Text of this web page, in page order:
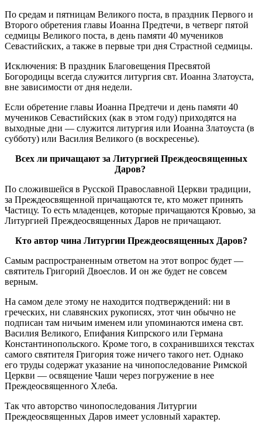
По средам и пятницам Великого поста, в праздник Первого и
Второго обретения главы Иоанна Предтечи, в четверг пятой
седмицы Великого поста, в день памяти 40 мучеников
Севастийских, а также в первые три дня Страстной седмицы.
Исключения: В праздник Благовещения Пресвятой
Богородицы всегда служится литургия свт. Иоанна Златоуста,
вне зависимости от дня недели.
Если обретение главы Иоанна Предтечи и день памяти 40
мучеников Севастийских (как в этом году) приходятся на
выходные дни — служится литургия или Иоанна Златоуста (в
субботу) или Василия Великого (в воскресенье).
Всех ли причащают за Литургией Преждеосвященных
Даров?
По сложившейся в Русской Православной Церкви традиции,
за Преждеосвященной причащаются те, кто может принять
Частицу. То есть младенцев, которые причащаются Кровью, за
Литургией Преждеосвященных Даров не причащают.
Кто автор чина Литургии Преждеосвященных Даров?
Самым распространенным ответом на этот вопрос будет —
святитель Григорий Двоеслов. И он же будет не совсем
верным.
На самом деле этому не находится подтверждений: ни в
греческих, ни славянских рукописях, этот чин обычно не
подписан там ничьим именем или упоминаются имена свт.
Василия Великого, Епифания Кипрского или Германа
Константинопольского. Кроме того, в сохранившихся текстах
самого святителя Григория тоже ничего такого нет. Однако
его труды содержат указание на чинопоследование Римской
Церкви — освящение Чаши через погружение в нее
Преждеосвященного Хлеба.
Так что авторство чинопоследования Литургии
Преждеосвященных Даров имеет условный характер.